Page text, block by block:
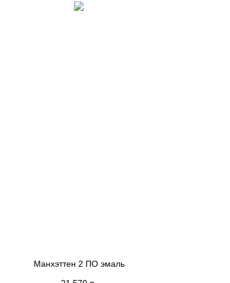
Манхэттен 2 ПО эмаль